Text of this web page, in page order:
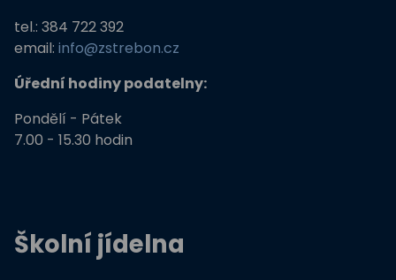
tel.: 384 722 392
email: info@zstrebon.cz
Úřední hodiny podatelny:
Pondělí - Pátek
7.00 - 15.30 hodin
Školní jídelna